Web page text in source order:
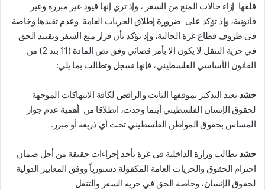
قلقها إزاء حالات المنع من السفر ، وإذ تري إنها قيود غير مبررة وغير
قانونية، وإذ تؤكد على ضرورة إطلاق الحريات العامة وعدم تقيدها وخاصة
في ظروف قطاع غزة الحالية، وإذ تؤكد بأن قرار منع السفر وتقييد الحق
في حرية التنقل لا يكون إلا بأمر قضائي وفق نص المادة (11 بند 2) من
القانون الأساسي الفلسطيني، فإنها تسجل وتطالب بما يلي:
حشد تعيد التذكير بموقفها الثابت والرافض لكافة الانتهاكات الموجهة
لحقوق الإنسان الفلسطيني أينما وجدت، انطلاقا من أهمية عدم جواز
المساس بحقوق المواطن الفلسطيني تحت أي ذريعة أو مبرر.
حشدتطالب وزارة الداخلية في غزة بأخذ إجراءات حقيقة من أجل ضمان
احترام الحقوق والحريات العامة المكفولة دستورياً ووفق المعايير الدولية
لحقوق الإنسان، وخاصة الحق في حرية السفر والتنقل